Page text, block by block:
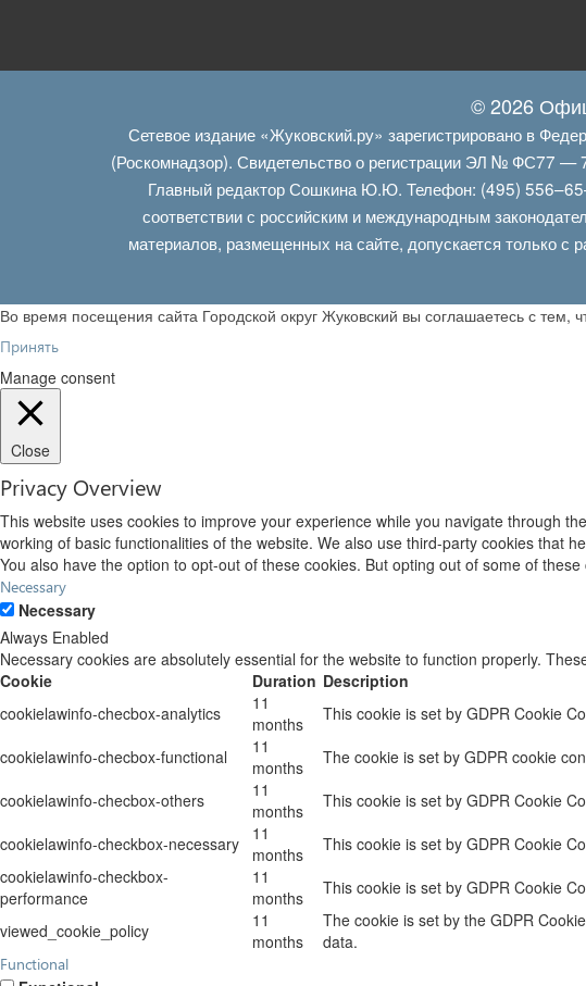
© 2026
Сетевое издание «Жуковский.ру» зарегистрировано в
(Роскомнадзор). Свидетельство о регистрации ЭЛ № ФС77 —
Главный редактор Сошкина Ю.Ю. Телефон: (495)
соответствии с российским и международным
материалов, размещенных на сайте, допускается только с
Во время посещения сайта Городской округ Жуковский вы соглашаетесь с
Принять
Manage consent
Close
Privacy Overview
This website uses cookies to improve your experience while you navigate through
working of basic functionalities of the website. We also use third-party cookies that
You also have the option to opt-out of these cookies. But opting out of some of
Necessary
Necessary
Always Enabled
Necessary cookies are absolutely essential for the website to function properly.
Cookie
Duration Description
cookielawinfo-checbox-analytics
11
months
This cookie is set by GDPR Cookie
cookielawinfo-checbox-functional
11
months
The cookie is set by GDPR cookie
cookielawinfo-checbox-others
11
months
This cookie is set by GDPR Cookie
cookielawinfo-checkbox-necessary
11
months
This cookie is set by GDPR Cookie
cookielawinfo-checkbox-
performance
11
months
This cookie is set by GDPR Cookie
viewed_cookie_policy
11
months
The cookie is set by the GDPR
data.
Functional